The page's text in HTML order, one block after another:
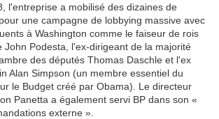
l'entreprise a mobilisé des dizaines de
une campagne de lobbying massive avec
à Washington comme le faiseur de rois
John Podesta, l'ex-dirigeant de la majorité
des députés Thomas Daschle et l'ex
Alan Simpson (un membre essentiel du
le Budget créé par Obama). Le directeur
Panetta a également servi BP dans son «
externe ».